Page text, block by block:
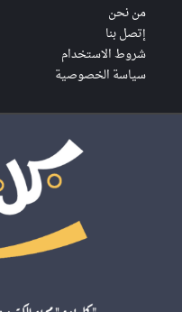
من نحن
إتصل بنا
شروط الاستخدام
سياسة الخصوصية